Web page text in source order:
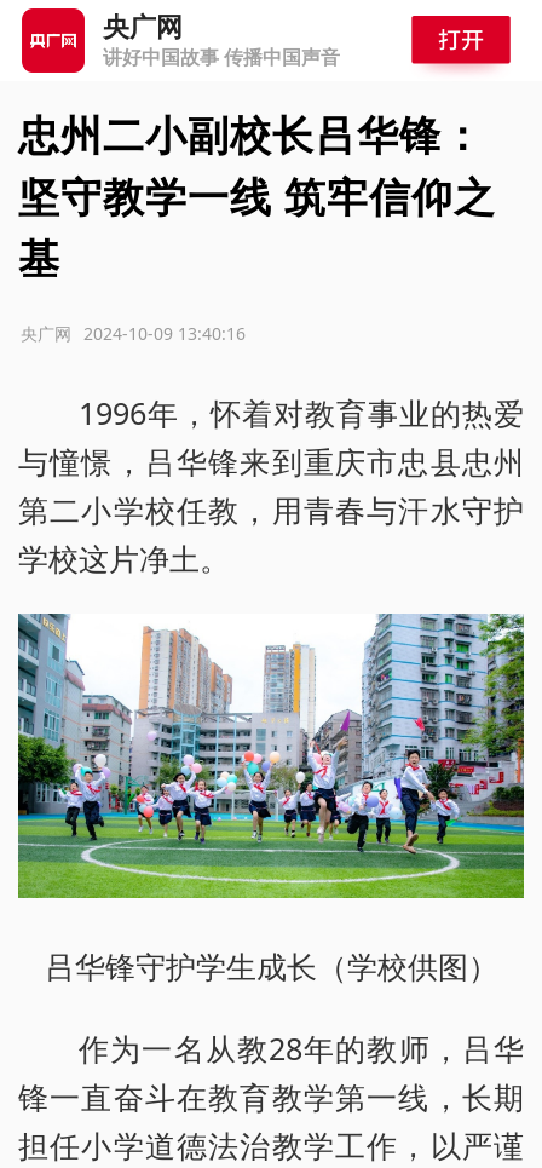
央广网
讲好中国故事 传播中国声音
忠州二小副校长吕华锋：
坚守教学一线 筑牢信仰之
基
2024-10-09 13:40:16
央广网
1996年，怀着对教育事业的热爱
与憧憬，吕华锋来到重庆市忠县忠州
第二小学校任教，用青春与汗水守护
学校这片净土。
吕华锋守护学生成长（学校供图）
作为一名从教28年的教师，吕华
锋一直奋斗在教育教学第一线，长期
担任小学道德法治教学工作，以严谨